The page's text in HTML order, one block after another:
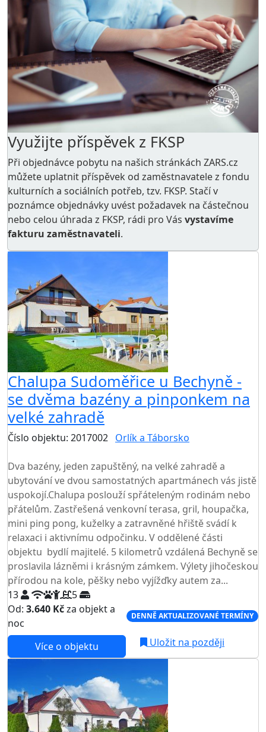
Využijte příspěvek z FKSP
Při objednávce pobytu na našich stránkách ZARS.cz
můžete uplatnit příspěvek od zaměstnavatele z fondu
kulturních a sociálních potřeb, tzv. FKSP. Stačí v
poznámce objednávky uvést požadavek na částečnou
nebo celou úhrada z FKSP, rádi pro Vás vystavíme
fakturu zaměstnavateli.
Chalupa Sudoměřice u Bechyně -
se dvěma bazény a pinponkem na
velké zahradě
Číslo objektu: 2017002 Orlík a Táborsko
Dva bazény, jeden zapuštěný, na velké zahradě a
ubytování ve dvou samostatných apartmánech vás jistě
uspokojí.Chalupa poslouží spřáteleným rodinám nebo
přátelům. Zastřešená venkovní terasa, gril, houpačka,
mini ping pong, kuželky a zatravněné hřiště svádí k
relaxaci i aktivnímu odpočinku. V oddělené části
objektu bydlí majitelé. 5 kilometrů vzdálená Bechyně se
proslavila lázněmi i krásným zámkem. Výlety jihočeskou
přírodou na kole, pěšky nebo vyjížďky autem za...
13
5
Od: 3.640 Kčza objekt a
noc
DENNĚ AKTUALIZOVANÉ TERMÍNY
Více o objektu Uložit na později